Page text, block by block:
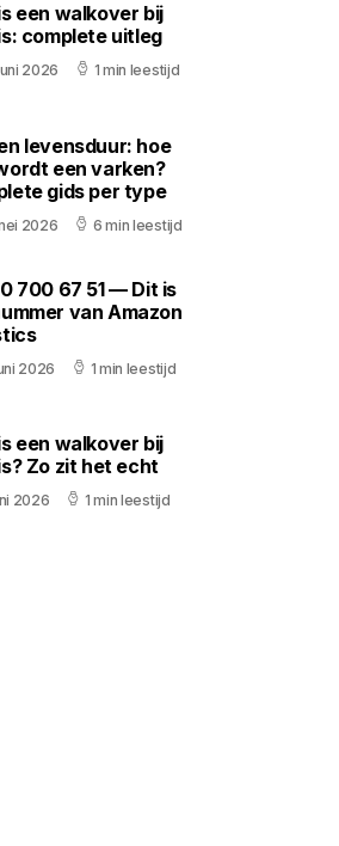
een walkover bij
complete uitleg
2026 1 min leestijd
levensduur: hoe
een varken?
gids per type
2026 6 min leestijd
700 67 51 — Dit is
van Amazon
2026 1 min leestijd
een walkover bij
Zo zit het echt
2026 1 min leestijd